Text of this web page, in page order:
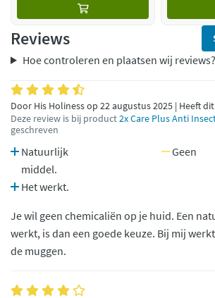
Reviews
Hoe controleren en plaatsen wij reviews?
Door His Holiness op 22 augustus 2025 | Heeft
Deze review is bij product2x Care Plus Anti
geschreven
Natuurlijk
middel.
Het werkt.
Geen
Je wil geen chemicaliën op je huid. Een
werkt, is dan een goede keuze. Bij mij
de muggen.